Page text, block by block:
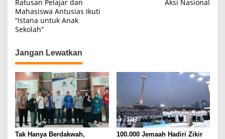
v
i
g
a
s
i
p
o
s
Ratusan Pelajar dan
Mahasiswa Antusias Ikuti
“Istana untuk Anak
Sekolah”
Aksi Nasional
Jangan Lewatkan
Tak Hanya Berdakwah,
100.000 Jemaah Hadiri Zikir